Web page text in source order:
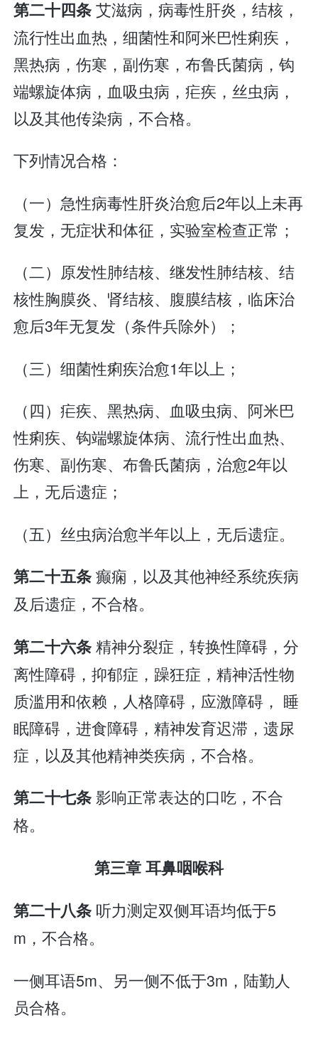
第二十四条艾滋病，病毒性肝炎，结核，
流行性出血热，细菌性和阿米巴性痢疾，
黑热病，伤寒，副伤寒，布鲁氏菌病，钩
端螺旋体病，血吸虫病，疟疾，丝虫病，
以及其他传染病，不合格。
下列情况合格：
（一）急性病毒性肝炎治愈后2年以上未再
复发，无症状和体征，实验室检查正常；
（二）原发性肺结核、继发性肺结核、结
核性胸膜炎、肾结核、腹膜结核，临床治
愈后3年无复发（条件兵除外）；
（三）细菌性痢疾治愈1年以上；
（四）疟疾、黑热病、血吸虫病、阿米巴
性痢疾、钩端螺旋体病、流行性出血热、
伤寒、副伤寒、布鲁氏菌病，治愈2年以
上，无后遗症；
（五）丝虫病治愈半年以上，无后遗症。
第二十五条癫痫，以及其他神经系统疾病
及后遗症，不合格。
第二十六条精神分裂症，转换性障碍，分
离性障碍，抑郁症，躁狂症，精神活性物
质滥用和依赖，人格障碍，应激障碍， 睡
眠障碍，进食障碍，精神发育迟滞，遗尿
症，以及其他精神类疾病，不合格。
第二十七条影响正常表达的口吃，不合
格。
第三章 耳鼻咽喉科
第二十八条 听力测定双侧耳语均低于5
m，不合格。
一侧耳语5m、另一侧不低于3m，陆勤人
员合格。